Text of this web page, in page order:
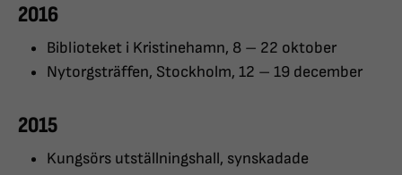
2016
Biblioteket i Kristinehamn, 8 – 22 oktober
Nytorgsträffen, Stockholm, 12 – 19 december
2015
Kungsörs utställningshall, synskadade